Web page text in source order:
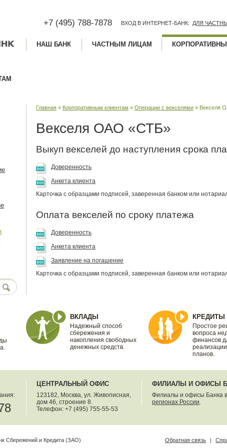
+7 (495) 788-7878 ВХОД В ИНТЕРНЕТ-БАНК: ДЛЯ
НАШ БАНК ЧАСТНЫМ ЛИЦАМ
Главная » Корпоративным клиентам » Операции с векселями » Векселя
Векселя ОАО «СТБ»
Выкуп векселей до наступления срока
Доверенность
Анкета клиента
Карточка с образцами подписей, заверенная банком или
Оплата векселей по срокy платежа
Доверенность
Анкета клиента
Заявление на погашение
Карточка с образцами подписей, заверенная банком или
ВКЛАДЫ
Надежный способ
сбережения и
накопления свободных
денежных средств.
КРЕДИТЫ
Простое
вопроса
финансов
планов.
ЦЕНТРАЛЬНЫЙ ОФИС
123182, Москва, ул. Живописная,
дом 46, строение 8.
Телефон: +7 (495) 755-55-53
ФИЛИАЛЫ И ОФИСЫ
Филиалы и офисы Банка в
регионах России.
Сбережений и Кредита (ЗАО) Обратная связь |